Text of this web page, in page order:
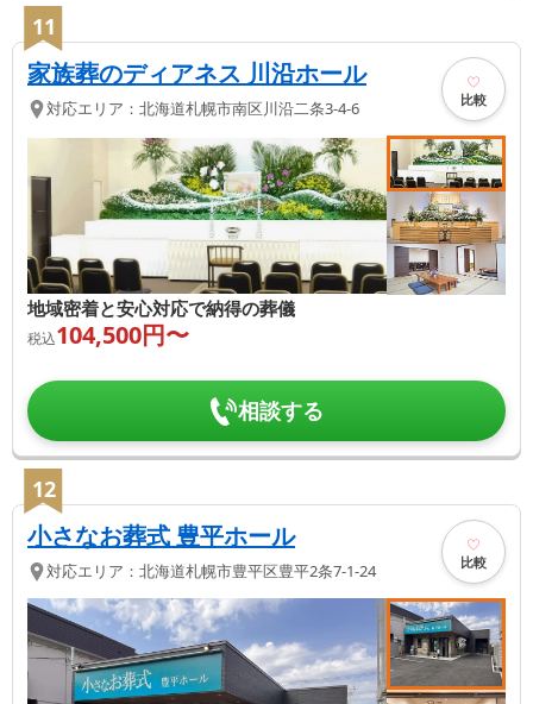
11
家族葬のディアネス 川沿ホール
対応エリア： 北海道札幌市南区川沿二条3-4-6 比較
地域密着と安心対応で納得の葬儀
税込104,500円〜
相談する
12
小さなお葬式 豊平ホール
対応エリア： 北海道札幌市豊平区豊平2条7-1-24 比較